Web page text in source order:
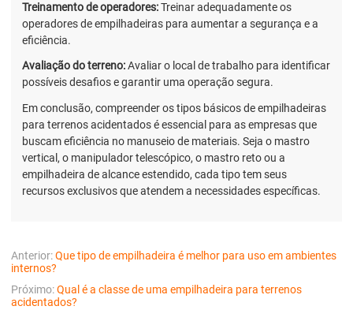
Treinamento de operadores:Treinar adequadamente os
operadores de empilhadeiras para aumentar a segurança e a
eficiência.
Avaliação do terreno:Avaliar o local de trabalho para identificar
possíveis desafios e garantir uma operação segura.
Em conclusão, compreender os tipos básicos de empilhadeiras
para terrenos acidentados é essencial para as empresas que
buscam eficiência no manuseio de materiais. Seja o mastro
vertical, o manipulador telescópico, o mastro reto ou a
empilhadeira de alcance estendido, cada tipo tem seus
recursos exclusivos que atendem a necessidades específicas.
Anterior:Que tipo de empilhadeira é melhor para uso em ambientes
internos?
Próximo:Qual é a classe de uma empilhadeira para terrenos
acidentados?